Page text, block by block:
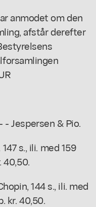
anmodet om den
afstår derefter
- Jespersen & Pio.
s., ili. med 159
40,50.
144 s., ili. med
kr. 40,50.